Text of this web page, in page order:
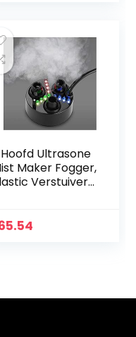
Ultrasone
Maker Fogger,
Verstuiver
ml/h Vertatie